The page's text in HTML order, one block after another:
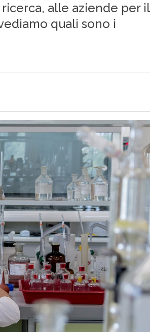
alle aziende per il
quali sono i
blockchain
C competenze digitali